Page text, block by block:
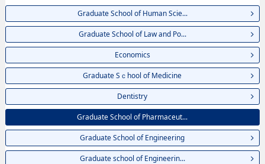
Graduate School of Human Scie...
Graduate School of Law and Po...
Economics
Graduate Sｃhool of Medicine
Dentistry
Graduate School of Pharmaceut...
Graduate School of Engineering
Graduate school of Engineerin...